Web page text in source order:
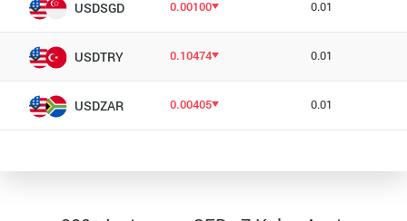
USDSGD 0.00100 0.01
USDTRY 0.10474 0.01
USDZAR 0.00405 0.01